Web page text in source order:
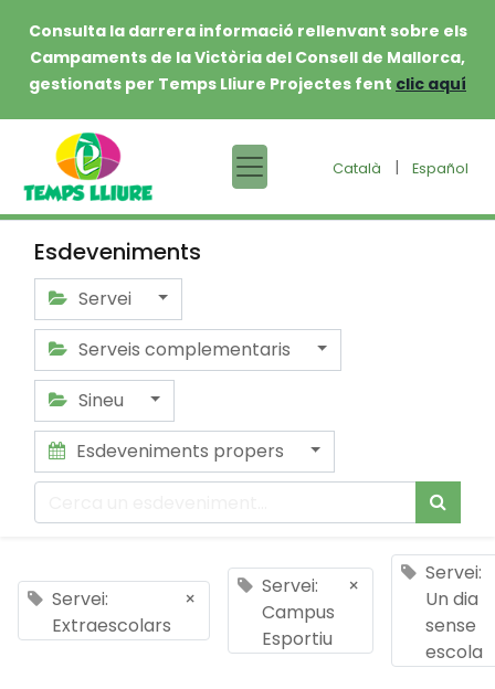
Consulta la darrera informació rellenvant sobre els
Campaments de la Victòria del Consell de Mallorca,
gestionats per Temps Lliure Projectes fent clic aquí
Català | Español
Esdeveniments
Servei
Serveis complementaris
Sineu
Esdeveniments propers
Servei:
Extraescolars
×
Servei:
Campus
Esportiu
×
Servei:
Un dia
sense
escola